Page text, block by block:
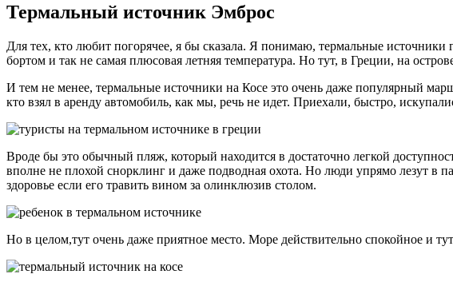
Термальный источник Эмброс
Для тех, кто любит погорячее, я бы сказала. Я понимаю, термальные источники
бортом и так не самая плюсовая летняя температура. Но тут, в Греции, на
И тем не менее, термальные источники на Косе это очень даже популярный
кто взял в аренду автомобиль, как мы, речь не идет. Приехали, быстро,
Вроде бы это обычный пляж, который находится в достаточно легкой
вполне не плохой снорклинг и даже подводная охота. Но люди упрямо лезут в
здоровье если его травить вином за олинклюзив столом.
Но в целом,тут очень даже приятное место. Море действительно спокойное и